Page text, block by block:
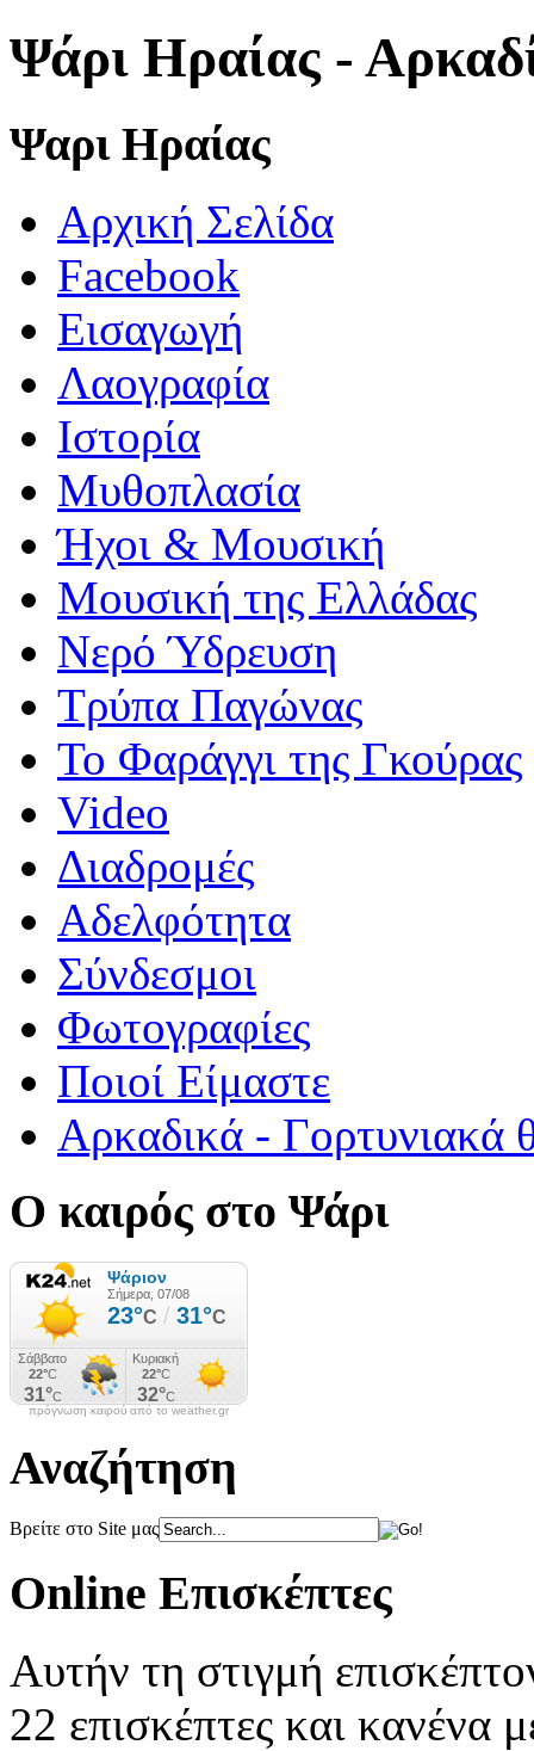
Ψάρι Ηραίας -
Ψαρι Ηραίας
Αρχική Σελίδα
Facebook
Εισαγωγή
Λαογραφία
Ιστορία
Μυθοπλασία
Ήχοι & Μουσική
Μουσική της Ελλάδας
Νερό Ύδρευση
Τρύπα Παγώνας
Το Φαράγγι της Γκούρας
Video
Διαδρομές
Αδελφότητα
Σύνδεσμοι
Φωτογραφίες
Ποιοί Είμαστε
Αρκαδικά - Γορτυνιακά
Ο καιρός στο Ψάρι
πρόγνωση καιρού από το weather.gr
Αναζήτηση
Βρείτε στο Site μας
Online Επισκέπτες
Αυτήν τη στιγμή
22 επισκέπτες και κανένα